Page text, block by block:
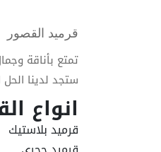
قرميد القصور
تمتع بأناقة
ستجد لدينا
انواع
قرميد بلاستيك